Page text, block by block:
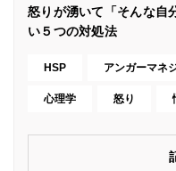
怒りが湧いて「そんな自
い５つの対処法
HSP アンガーマネ
心理学 怒り